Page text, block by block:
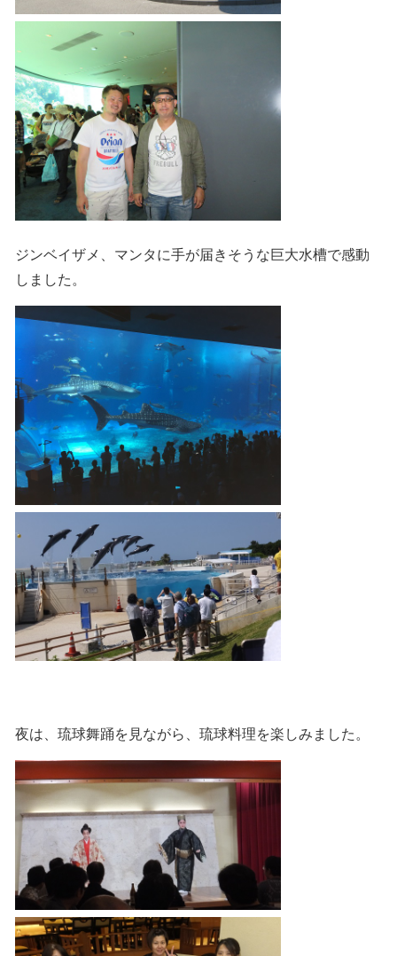
ジンベイザメ、マンタに手が届きそうな巨大水槽で感動
しました。
夜は、琉球舞踊を見ながら、琉球料理を楽しみました。